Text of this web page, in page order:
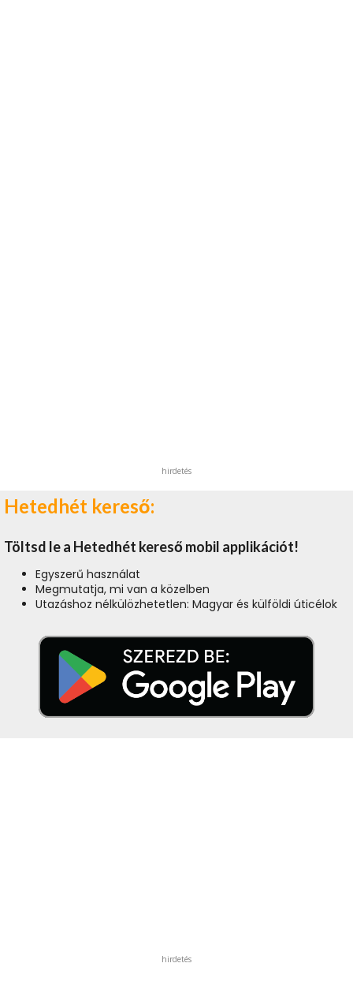
hirdetés
Hetedhét kereső:
Töltsd le a Hetedhét kereső mobil applikációt!
Egyszerű használat
Megmutatja, mi van a közelben
Utazáshoz nélkülözhetetlen: Magyar és külföldi úticélok
hirdetés